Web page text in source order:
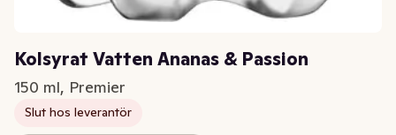
Kolsyrat Vatten Ananas & Passion
150 ml, Premier
Slut hos leverantör